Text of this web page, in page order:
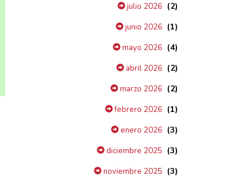
julio 2026 (2)
junio 2026 (1)
mayo 2026 (4)
abril 2026 (2)
marzo 2026 (2)
febrero 2026 (1)
enero 2026 (3)
diciembre 2025 (3)
noviembre 2025 (3)